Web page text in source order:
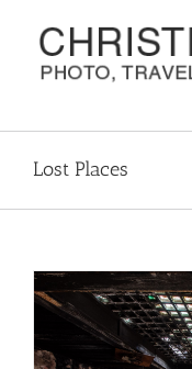
Inhalt
springen
Lost Places